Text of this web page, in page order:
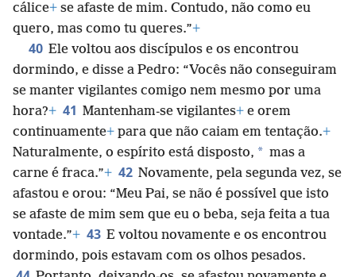
cálice+ se afaste de mim. Contudo, não como eu
quero, mas como tu queres.”+
40 Ele voltou aos discípulos e os encontrou
dormindo, e disse a Pedro: “Vocês não conseguiram
se manter vigilantes comigo nem mesmo por uma
hora?+ 41 Mantenham-se vigilantes+ e orem
continuamente+ para que não caiam em tentação.+
Naturalmente, o espírito está disposto, * mas a
carne é fraca.”+ 42 Novamente, pela segunda vez, se
afastou e orou: “Meu Pai, se não é possível que isto
se afaste de mim sem que eu o beba, seja feita a tua
vontade.”+ 43 E voltou novamente e os encontrou
dormindo, pois estavam com os olhos pesados.